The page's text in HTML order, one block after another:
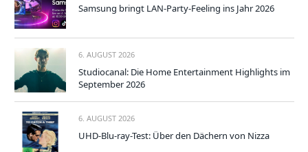
Samsung bringt LAN-Party-Feeling ins Jahr 2026
6. AUGUST 2026
Studiocanal: Die Home Entertainment Highlights im
September 2026
6. AUGUST 2026
UHD-Blu-ray-Test: Über den Dächern von Nizza